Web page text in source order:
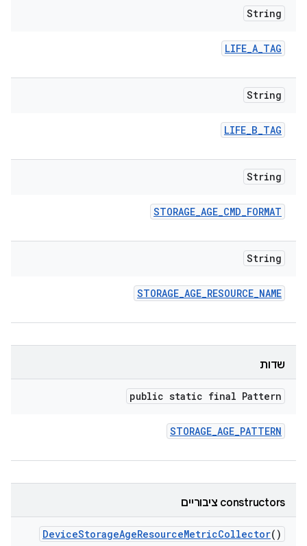
String
LIFE_A_TAG
String
LIFE_B_TAG
String
STORAGE_AGE_CMD_FORMAT
String
STORAGE_AGE_RESOURCE_NAME
שדות
public static final Pattern
STORAGE_AGE_PATTERN
‫constructors ציבוריים
DeviceStorageAgeResourceMetricCollector()